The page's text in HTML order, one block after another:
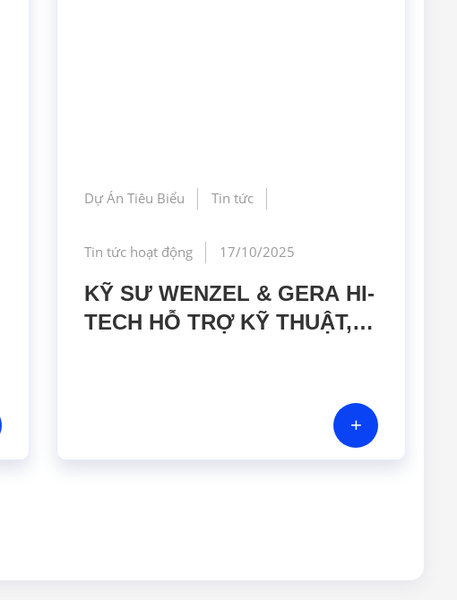
Dự Án Tiêu Biểu Tin tức
Tin tức hoạt động 17/10/2025
KỸ SƯ WENZEL & GERA HI-
TECH HỖ TRỢ KỸ THUẬT,
+